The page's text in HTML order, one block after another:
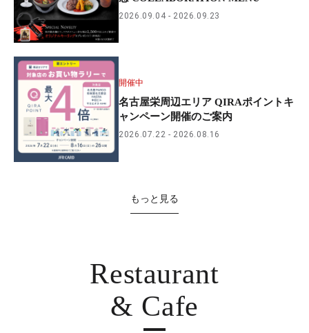
2026.09.04 2026.09.23
開催中
名古屋栄周辺エリア QIRAポイントキ
ャンペーン開催のご案内
2026.07.22 2026.08.16
もっと見る
Restaurant
& Cafe